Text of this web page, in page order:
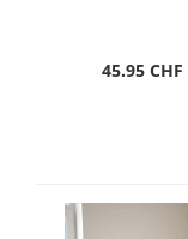
45.95 CHF